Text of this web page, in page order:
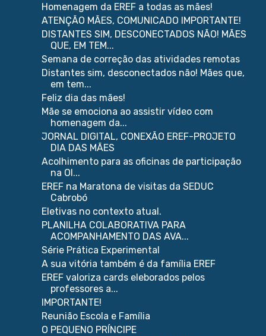
Homenagem da EREF a todas as mães!
ATENÇÃO MÃES, COMUNICADO IMPORTANTE!
DISTANTES SIM, DESCONECTADOS NÃO! MÃES
QUE, EM TEM...
Semana de correção das atividades remotas
Distantes sim, desconectados não! Mães que,
em tem...
Feliz dia das mães!
Mãe se emociona ao assistir vídeo com
homenagem da...
JORNAL DIGITAL, CONEXÃO EREF-PROJETO
DIA DAS MÃES
Acolhimento para as oficinas de participação
na Ol...
EREF na Maratona de visitas da SEDUC
Cabrobó
Eletivas no contexto atual.
PLANILHA COLABORATIVA PARA
ACOMPANHAMENTO DAS AVA...
Série Prática Experimental
A sua vitória também é da família EREF
EREF valoriza cards eleborados pelos
professores a...
IMPORTANTE!
Reunião Escola e Família
O PEQUENO PRÍNCIPE